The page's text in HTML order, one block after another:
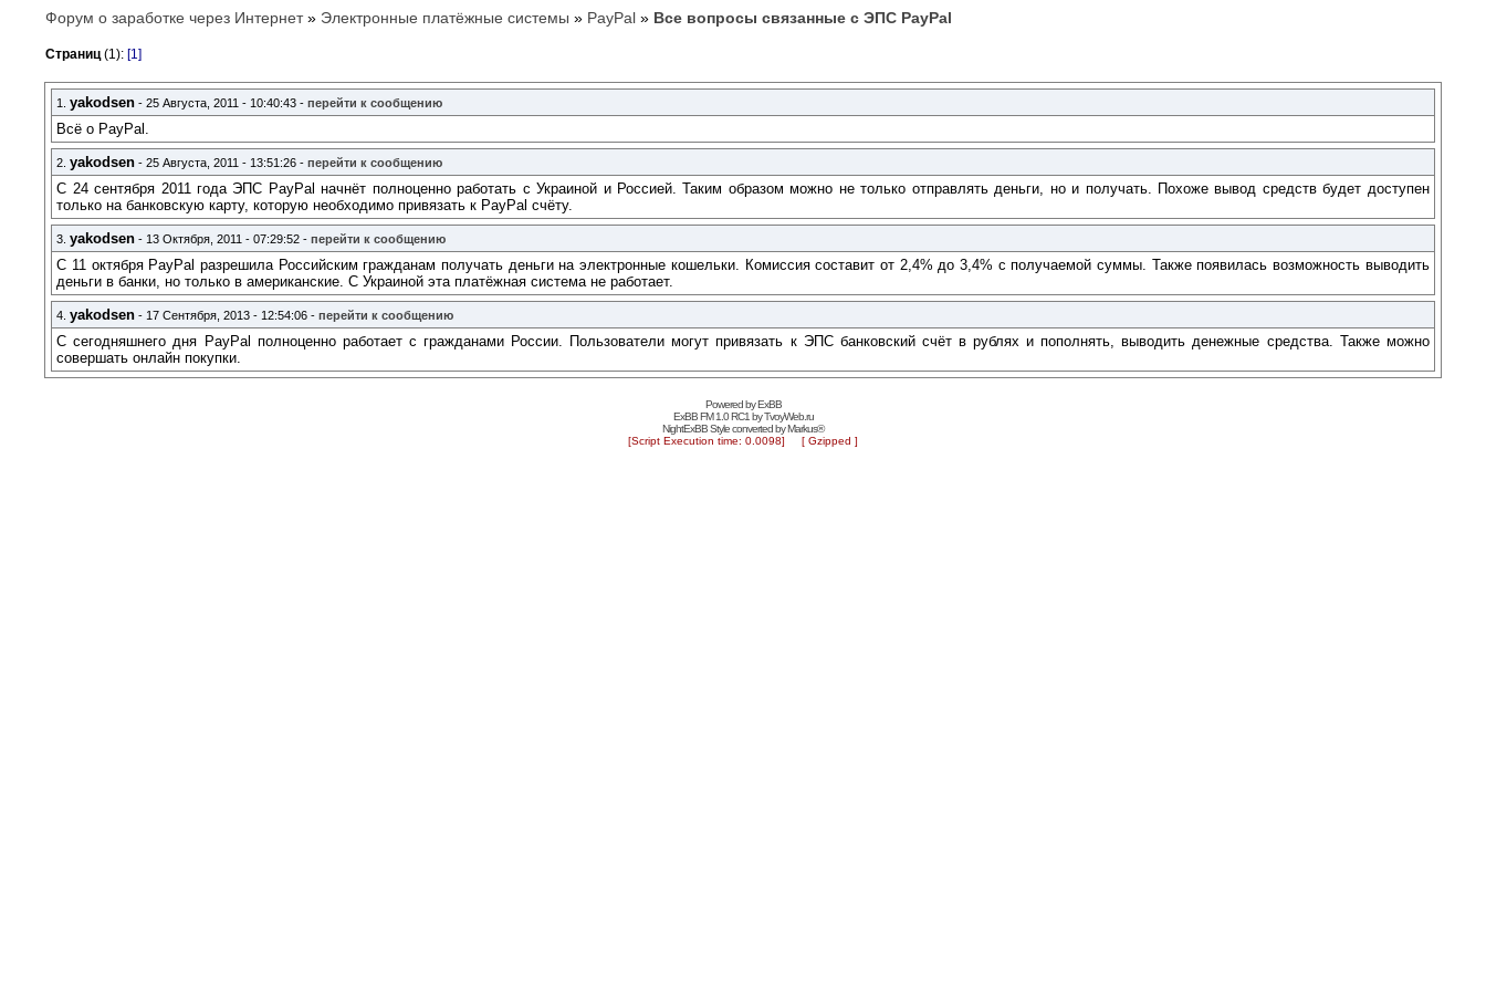
Форум о заработке через Интернет» Электронные платёжные системы » PayPal » Все вопросы связанные с ЭПС PayPal
Страниц(1): [1]
1.yakodsen - 25 Августа, 2011 - 10:40:43 -перейти к сообщению
Всё о PayPal.
2.yakodsen - 25 Августа, 2011 - 13:51:26 -перейти к сообщению
С 24 сентября 2011 года ЭПС PayPal начнёт полноценно работать с Украиной и Россией. Таким образом можно не только отправлять деньги, но и получать. Похоже вывод средств будет доступен
только на банковскую карту, которую необходимо привязать к PayPal счёту.
3.yakodsen - 13 Октября, 2011 - 07:29:52 -перейти к сообщению
С 11 октября PayPal разрешила Российским гражданам получать деньги на электронные кошельки. Комиссия составит от 2,4% до 3,4% с получаемой суммы. Также появилась возможность выводить
деньги в банки, но только в американские. С Украиной эта платёжная система не работает.
4.yakodsen - 17 Сентября, 2013 - 12:54:06 -перейти к сообщению
С сегодняшнего дня PayPal полноценно работает с гражданами России. Пользователи могут привязать к ЭПС банковский счёт в рублях и пополнять, выводить денежные средства. Также можно
совершать онлайн покупки.
Powered byExBB
ExBB FM 1.0 RC1 byTvoyWeb.ru
NightExBB Style converted byMarkus®
[Script Execution time: 0.0098] [ Gzipped ]